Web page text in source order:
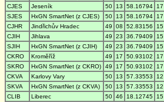
CJES
Jeseník 50 13 58.16794 17
SJES
HxGN SmartNet (z CJES) 50 13 58.16794 17
CJHR
Jindřichův Hradec 49 08 52.83156 15
CJIH
Jihlava 49 23 36.79409 15
SJIH
HxGN SmartNet (z CJIH) 49 23 36.79409 15
CKRO
Kroměříž 49 17 50.93102 17
SKRO
HxGN SmartNet (z CKRO) 49 17 50.93102 17
CKVA
Karlovy Vary 50 13 57.33553 12
SKVA
HxGN SmartNet (z CKVA) 50 13 57.33553 12
CLIB
Liberec 50 46 18.12745 15